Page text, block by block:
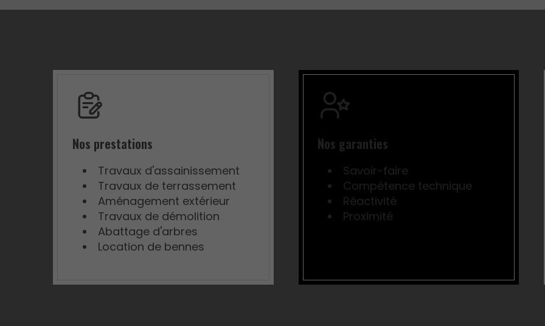
Nos prestations
Travaux d'assainissement
Travaux de terrassement
Aménagement extérieur
Travaux de démolition
Abattage d'arbres
Location de bennes
Nos garanties
Savoir-faire
Compétence technique
Réactivité
Proximité